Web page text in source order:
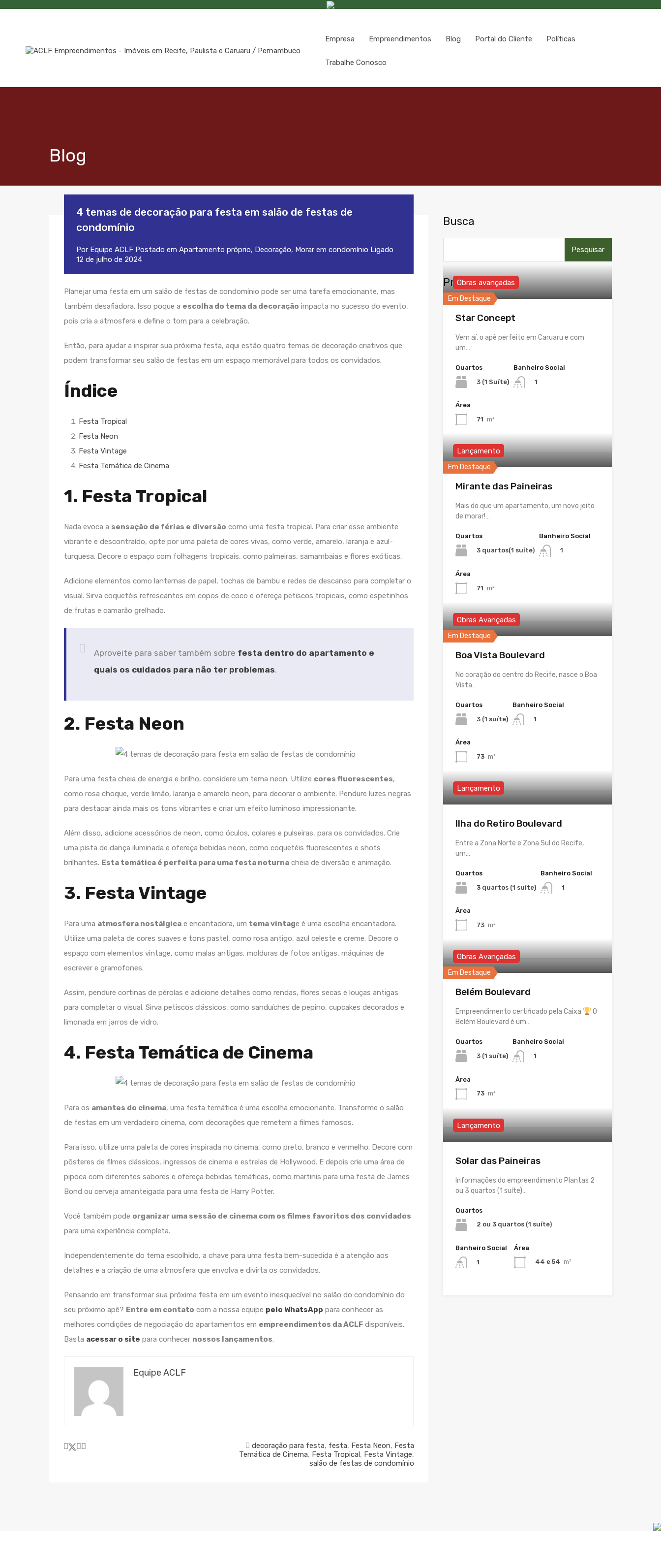
Empresa Empreendimentos Blog Portal do Cliente Políticas
Trabalhe Conosco
Blog
4 temas de decoração para festa em salão de festas de
condomínio
Por Equipe ACLF Postado em Apartamento próprio, Decoração, Morar em condomínio Ligado
12 de julho de 2024
Planejar uma festa em um salão de festas de condomínio pode ser uma tarefa emocionante, mas
também desafiadora. Isso poque a escolha do tema da decoração impacta no sucesso do evento,
pois cria a atmosfera e define o tom para a celebração.
Então, para ajudar a inspirar sua próxima festa, aqui estão quatro temas de decoração criativos que
podem transformar seu salão de festas em um espaço memorável para todos os convidados.
Índice
Festa Tropical
Festa Neon
Festa Vintage
Festa Temática de Cinema
1. Festa Tropical
Nada evoca a sensação de férias e diversão como uma festa tropical. Para criar esse ambiente
vibrante e descontraído, opte por uma paleta de cores vivas, como verde, amarelo, laranja e azul-
turquesa. Decore o espaço com folhagens tropicais, como palmeiras, samambaias e flores exóticas.
Adicione elementos como lanternas de papel, tochas de bambu e redes de descanso para completar o
visual. Sirva coquetéis refrescantes em copos de coco e ofereça petiscos tropicais, como espetinhos
de frutas e camarão grelhado.
Aproveite para saber também sobre festa dentro do apartamento e
quais os cuidados para não ter problemas.
2. Festa Neon
Para uma festa cheia de energia e brilho, considere um tema neon. Utilize cores fluorescentes,
como rosa choque, verde limão, laranja e amarelo neon, para decorar o ambiente. Pendure luzes negras
para destacar ainda mais os tons vibrantes e criar um efeito luminoso impressionante.
Além disso, adicione acessórios de neon, como óculos, colares e pulseiras, para os convidados. Crie
uma pista de dança iluminada e ofereça bebidas neon, como coquetéis fluorescentes e shots
brilhantes. Esta temática é perfeita para uma festa noturna cheia de diversão e animação.
3. Festa Vintage
Para uma atmosfera nostálgica e encantadora, um tema vintage é uma escolha encantadora.
Utilize uma paleta de cores suaves e tons pastel, como rosa antigo, azul celeste e creme. Decore o
espaço com elementos vintage, como malas antigas, molduras de fotos antigas, máquinas de
escrever e gramofones.
Assim, pendure cortinas de pérolas e adicione detalhes como rendas, flores secas e louças antigas
para completar o visual. Sirva petiscos clássicos, como sanduíches de pepino, cupcakes decorados e
limonada em jarros de vidro.
4. Festa Temática de Cinema
Para os amantes do cinema, uma festa temática é uma escolha emocionante. Transforme o salão
de festas em um verdadeiro cinema, com decorações que remetem a filmes famosos.
Para isso, utilize uma paleta de cores inspirada no cinema, como preto, branco e vermelho. Decore com
pôsteres de filmes clássicos, ingressos de cinema e estrelas de Hollywood. E depois crie uma área de
pipoca com diferentes sabores e ofereça bebidas temáticas, como martinis para uma festa de James
Bond ou cerveja amanteigada para uma festa de Harry Potter.
Você também pode organizar uma sessão de cinema com os filmes favoritos dos convidados
para uma experiência completa.
Independentemente do tema escolhido, a chave para uma festa bem-sucedida é a atenção aos
detalhes e a criação de uma atmosfera que envolva e divirta os convidados.
Pensando em transformar sua próxima festa em um evento inesquecível no salão do condomínio do
seu próximo apê? Entre em contato com a nossa equipe pelo WhatsApp para conhecer as
melhores condições de negociação do apartamentos em empreendimentos da ACLF disponíveis.
Basta acessar o site para conhecer nossos lançamentos.
Equipe ACLF
decoração para festa, festa, Festa Neon, Festa
Temática de Cinema, Festa Tropical, Festa Vintage,
salão de festas de condomínio
Busca
por:
Propriedades
Em Destaque
Obras avançadas
Star Concept
Vem aí, o apê perfeito em Caruaru e com
um…
Quartos
3 (1 Suíte)
Banheiro Social
1
Área
71 m²
Em Destaque
Lançamento
Mirante das Paineiras
Mais do que um apartamento, um novo jeito
de morar!…
Quartos
3 quartos(1 suíte)
Banheiro Social
1
Área
71 m²
Em Destaque
Obras Avançadas
Boa Vista Boulevard
No coração do centro do Recife, nasce o Boa
Vista…
Quartos
3 (1 suíte)
Banheiro Social
1
Área
73 m²
Lançamento
Ilha do Retiro Boulevard
Entre a Zona Norte e Zona Sul do Recife,
um…
Quartos
3 quartos (1 suíte)
Banheiro Social
1
Área
73 m²
Em Destaque
Obras Avançadas
Belém Boulevard
Empreendimento certificado pela Caixa
O
Belém Boulevard é um…
Quartos
3 (1 suíte)
Banheiro Social
1
Área
73 m²
Lançamento
Solar das Paineiras
Informações do empreendimento Plantas 2
ou 3 quartos (1 suíte)…
Quartos
2 ou 3 quartos (1 suíte)
Banheiro Social
1
Área
44 e 54 m²